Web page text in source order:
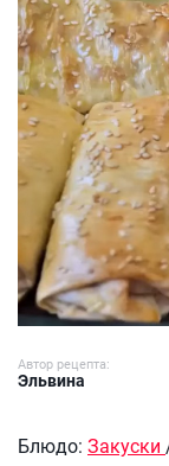
Автор рецепта:
Эльвина
Блюдо: Закуски